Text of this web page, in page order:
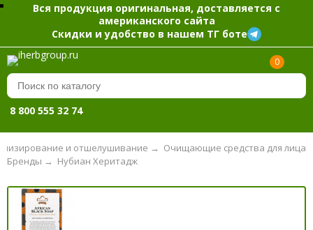
Вся продукция оригинальная, доставляется с
американского сайта
Скидки и удобство в нашем ТГ боте
0
8 800 555 32 74
и отшелушивание → Очищающие средства для лица
Нубиан Херитадж
Бренды →